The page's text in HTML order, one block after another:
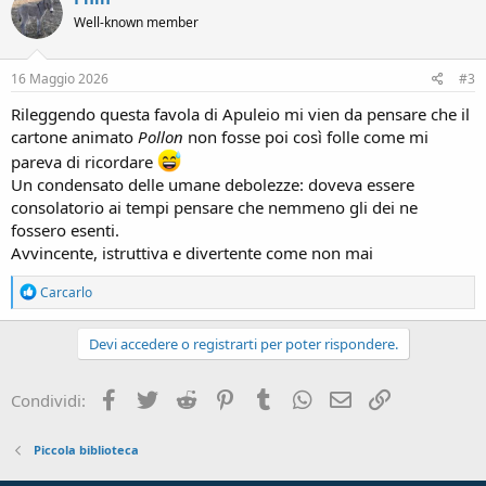
Well-known member
16 Maggio 2026 #3
Rileggendo questa favola di Apuleio mi vien da pensare che il
cartone animato Pollon non fosse poi così folle come mi
pareva di ricordare
Un condensato delle umane debolezze: doveva essere
consolatorio ai tempi pensare che nemmeno gli dei ne
fossero esenti.
Avvincente, istruttiva e divertente come non mai
R
e
a
o
n
:
Carcarlo
Devi accedere o registrarti per poter rispondere.
Condividi: Facebook
Twitter Reddit PinterestTumblrWhatsApp
e-mail
Piccola biblioteca